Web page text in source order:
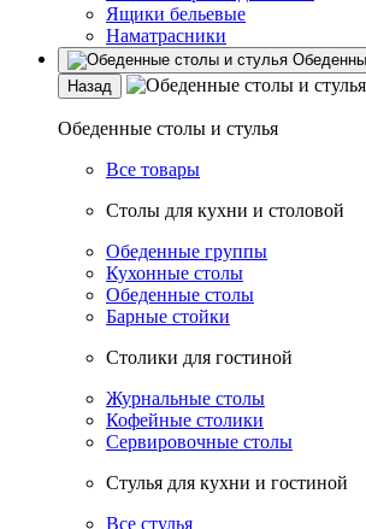
Ящики бельевые
Наматрасники
Назад
Обеденные столы и стулья
Все товары
Столы для кухни и столовой
Обеденные группы
Кухонные столы
Обеденные столы
Барные стойки
Столики для гостиной
Журнальные столы
Кофейные столики
Сервировочные столы
Стулья для кухни и гостиной
Все стулья